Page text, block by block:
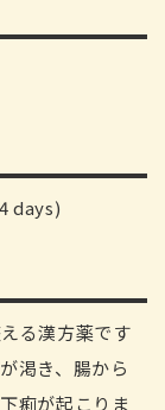
days)
る漢方薬です
渇き、腸から
痢が起こりま